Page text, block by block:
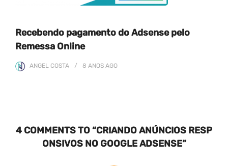
Recebendo pagamento do Adsense pelo
Remessa Online
ANGEL COSTA 8 ANOS AGO
4 COMMENTS TO “CRIANDO ANÚNCIOS RESP
ONSIVOS NO GOOGLE ADSENSE”